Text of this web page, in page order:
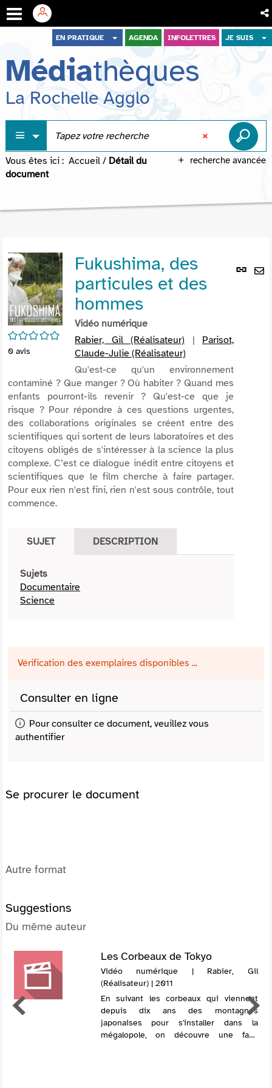
menu
contenu
recherche
EN PRATIQUE AGENDA INFOLETTRES JE SUIS
Médiathèques
La Rochelle Agglo
recherche avancée
Vous êtes ici : Accueil / Détail du
document
Lien
/5
0 avis
Fukushima, des
particules et des
hommes
Vidéo numérique
Rabier, Gil (Réalisateur) | Parisot,
Claude-Julie (Réalisateur)
Qu'est-ce qu'un environnement
contaminé ? Que manger ? Où habiter ? Quand mes
enfants pourront-ils revenir ? Qu'est-ce que je
risque ? Pour répondre à ces questions urgentes,
des collaborations originales se créent entre des
scientifiques qui sortent de leurs laboratoires et des
citoyens obligés de s'intéresser à la science la plus
complexe. C’est ce dialogue inédit entre citoyens et
scientifiques que le film cherche à faire partager.
Pour eux rien n'est fini, rien n'est sous contrôle, tout
commence.
SUJET DESCRIPTION
Sujets
Documentaire
Science
Vérification des exemplaires disponibles ...
Consulter en ligne
Pour consulter ce document, veuillez vous
authentifier
Se procurer le document
Autre format
Suggestions
Du même auteur
Les Corbeaux de Tokyo
Vidéo numérique | Rabier, Gil
(Réalisateur) | 2011
En suivant les corbeaux qui viennent
depuis dix ans des montagnes
japonaises pour s'installer dans la
mégalopole, on découvre une face